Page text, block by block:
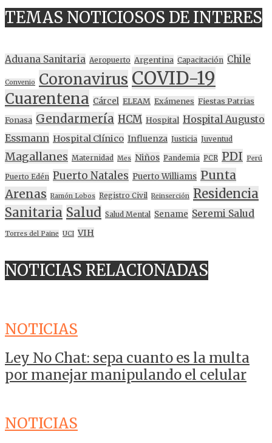
TEMAS NOTICIOSOS DE INTERES
Aduana Sanitaria Aeropuerto Argentina Capacitación Chile
Convenio Coronavirus COVID-19
Cuarentena Cárcel ELEAM Exámenes Fiestas Patrias
Fonasa Gendarmería HCM Hospital Hospital Augusto
Essmann Hospital Clínico Influenza Justicia Juventud
Magallanes Maternidad Mes Niños Pandemia PCR PDI Perú
Puerto Edén Puerto Natales Puerto Williams Punta
Arenas Ramón Lobos Registro Civil Reinserción
Residencia
Sanitaria Salud Salud Mental Sename Seremi Salud
Torres del Paine UCI VIH
NOTICIAS RELACIONADAS
NOTICIAS
Ley No Chat: sepa cuanto es la multa
por manejar manipulando el celular
NOTICIAS